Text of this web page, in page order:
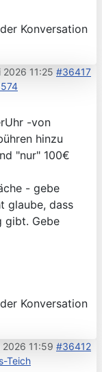
Konversation
2026 11:25 #36417
-von
hinzu
"nur" 100€
- gebe
glaube, dass
gibt. Gebe
Konversation
2026 11:59 #36412
Teich